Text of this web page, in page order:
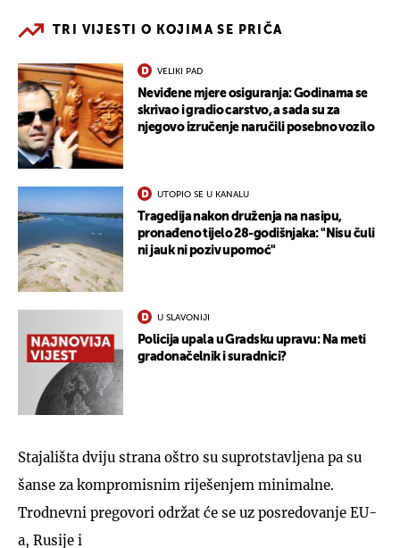
TRI VIJESTI O KOJIMA SE PRIČA
VELIKI PAD
Neviđene mjere osiguranja: Godinama se
skrivao i gradio carstvo, a sada su za
njegovo izručenje naručili posebno vozilo
UTOPIO SE U KANALU
Tragedija nakon druženja na nasipu,
pronađeno tijelo 28-godišnjaka: "Nisu čuli
ni jauk ni poziv upomoć"
U SLAVONIJI
Policija upala u Gradsku upravu: Na meti
gradonačelnik i suradnici?
Stajališta dviju strana oštro su suprotstavljena pa su
šanse za kompromisnim riješenjem minimalne.
Trodnevni pregovori održat će se uz posredovanje EU-
a, Rusije i